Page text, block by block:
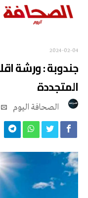
2024-02-04
جندوبة : ورشة
المتجددة